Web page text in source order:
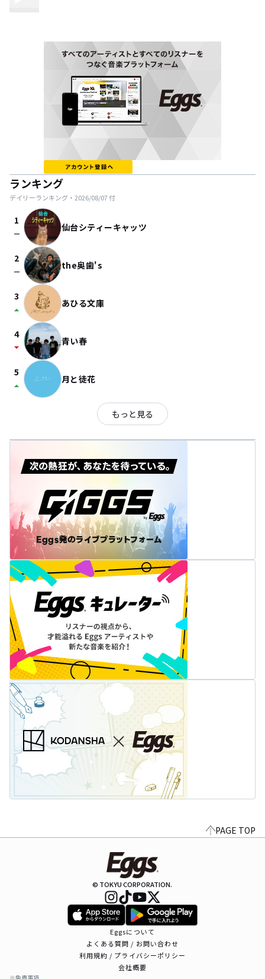
ランキング
デイリーランキング・ 2026/08/07付
1
check_indeterminate_small 仙台シティーキャッツ
2
check_indeterminate_small the奥歯's
3
arrow_drop_up あひる文庫
4
arrow_drop_down 青い春
5
arrow_drop_up 月と徒花
もっと見る
PAGE TOP
© TOKYU CORPORATION.
Eggsについて
よくある質問 / お問い合わせ
利用規約 / プライバシーポリシー
会社概要